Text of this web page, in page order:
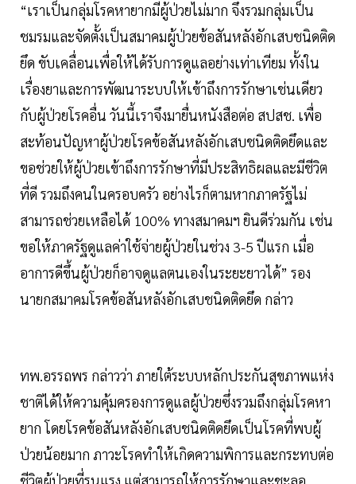
“เราเป็นกลุ่มโรคหายากมีผู้ป่วยไม่มาก จึงรวมกลุ่มเป็น
ชมรมและจัดตั้งเป็นสมาคมผู้ป่วยข้อสันหลังอักเสบชนิดติด
ยึด ขับเคลื่อนเพื่อให้ได้รับการดูแลอย่างเท่าเทียม ทั้งใน
เรื่องยาและการพัฒนาระบบให้เข้าถึงการรักษาเช่นเดียว
กับผู้ป่วยโรคอื่น วันนี้เราจึงมายื่นหนังสือต่อ สปสช. เพื่อ
สะท้อนปัญหาผู้ป่วยโรคข้อสันหลังอักเสบชนิดติดยึดและ
ขอช่วยให้ผู้ป่วยเข้าถึงการรักษาที่มีประสิทธิผลและมีชีวิต
ที่ดี รวมถึงคนในครอบครัว อย่างไรก็ตามหากภาครัฐไม่
สามารถช่วยเหลือได้ 100% ทางสมาคมฯ ยินดีร่วมกัน เช่น
ขอให้ภาครัฐดูแลค่าใช้จ่ายผู้ป่วยในช่วง 3-5 ปีแรก เมื่อ
อาการดีขึ้นผู้ป่วยก็อาจดูแลตนเองในระยะยาวได้” รอง
นายกสมาคมโรคข้อสันหลังอักเสบชนิดติดยึด กล่าว
ทพ.อรรถพร กล่าวว่า ภายใต้ระบบหลักประกันสุขภาพแห่ง
ชาติได้ให้ความคุ้มครองการดูแลผู้ป่วยซึ่งรวมถึงกลุ่มโรคหา
ยาก โดยโรคข้อสันหลังอักเสบชนิดติดยึดเป็นโรคที่พบผู้
ป่วยน้อยมาก ภาวะโรคทำให้เกิดความพิการและกระทบต่อ